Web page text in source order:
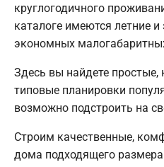
круглогодичного
каталоге имеются летние
экономных
Здесь вы найдете простые,
типовые планировки
возможно подстроить на
Строим качественные,
дома подходящего